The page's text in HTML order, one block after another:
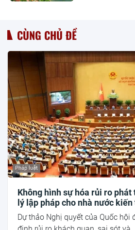
CÙNG CHỦ ĐỀ
Pháp luật
Không hình sự hóa rủi ro
lý lập pháp cho nhà nước kiến
Dự thảo Nghị quyết của Quốc hội